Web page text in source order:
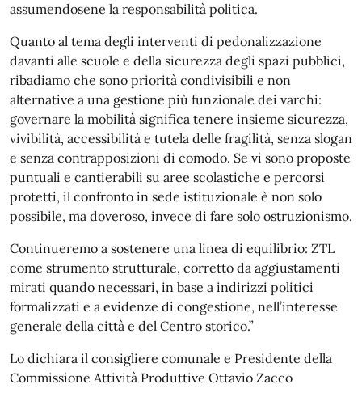
assumendosene la responsabilità politica.
Quanto al tema degli interventi di pedonalizzazione
davanti alle scuole e della sicurezza degli spazi pubblici,
ribadiamo che sono priorità condivisibili e non
alternative a una gestione più funzionale dei varchi:
governare la mobilità significa tenere insieme sicurezza,
vivibilità, accessibilità e tutela delle fragilità, senza slogan
e senza contrapposizioni di comodo. Se vi sono proposte
puntuali e cantierabili su aree scolastiche e percorsi
protetti, il confronto in sede istituzionale è non solo
possibile, ma doveroso, invece di fare solo ostruzionismo.
Continueremo a sostenere una linea di equilibrio: ZTL
come strumento strutturale, corretto da aggiustamenti
mirati quando necessari, in base a indirizzi politici
formalizzati e a evidenze di congestione, nell’interesse
generale della città e del Centro storico.”
Lo dichiara il consigliere comunale e Presidente della
Commissione Attività Produttive Ottavio Zacco